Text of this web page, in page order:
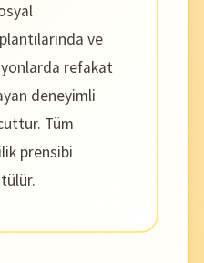
ve
refakat
deneyimli
Tüm
prensibi